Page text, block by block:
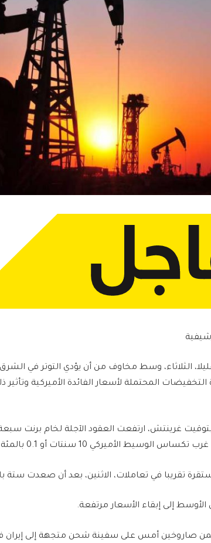
الثلاثاء، وسط مخاوف من أن يؤدي التوتر في
التخفيضات المحتملة لأسعار الفائدة الأميركية
10 سنتات أو 0.1 بالمئة إلى 77.02 دولار للبرميل
تقريبا في تعاملات، الاثنين، بعد أن صعدت ستة
إلى إبقاء الأسعار مرتفعة.
صاروخين أمس على سفينة شحن متجهة إلى إيران في